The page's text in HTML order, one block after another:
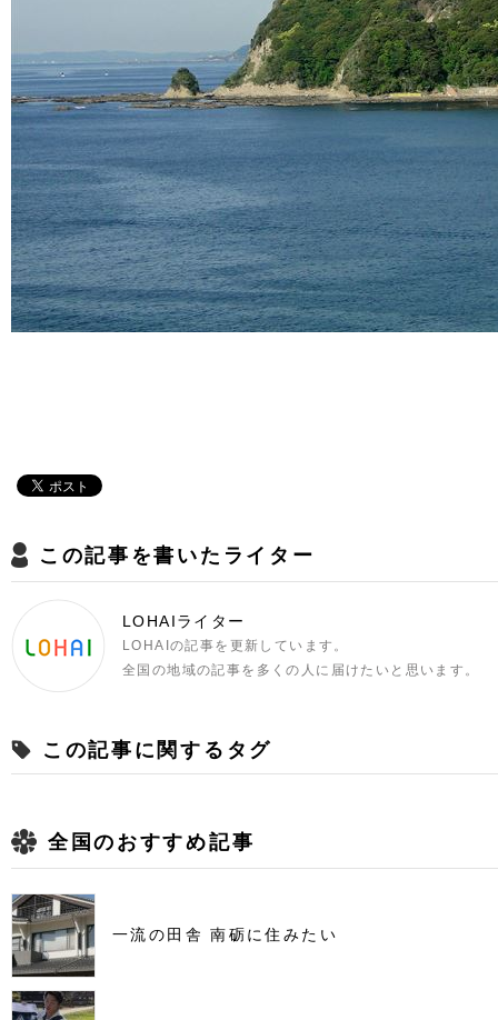
この記事を書いたライター
LOHAIライター
LOHAIの記事を更新しています。
全国の地域の記事を多くの人に届けたいと思います。
この記事に関するタグ
全国のおすすめ記事
一流の田舎 南砺に住みたい